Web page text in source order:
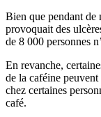
Bien que pendant de
provoquait des
de 8 000 personnes
En revanche,
de la caféine
chez certaines
café.